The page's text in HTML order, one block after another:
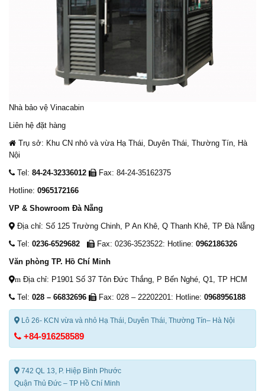
Nhà bảo vệ Vinacabin
Liên hệ đặt hàng
Trụ sở: Khu CN nhỏ và vừa Hạ Thái, Duyên Thái, Thường Tín, Hà
Nội
Tel: 84-24-32336012
Fax: 84-24-35162375
Hotline: 0965172166
VP & Showroom Đà Nẵng
Địa chỉ: Số 125 Trường Chinh, P An Khê, Q Thanh Khê, TP Đà Nẵng
Tel: 0236-6529682 Fax: 0236-3523522: Hotline: 0962186326
Văn phòng TP. Hồ Chí Minh
m Địa chỉ: P1901 Số 37 Tôn Đức Thắng, P Bến Nghé, Q1, TP HCM
Tel: 028 – 66832696 Fax: 028 – 22202201: Hotline: 0968956188
Lô 26- KCN vừa và nhỏ Hạ Thái, Duyên Thái, Thường Tín– Hà Nội
+84-916258589
742 QL 13, P. Hiệp Bình Phước
Quận Thủ Đức – TP Hồ Chí Minh